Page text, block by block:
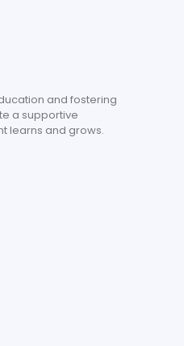
and fostering
a supportive
learns and grows.